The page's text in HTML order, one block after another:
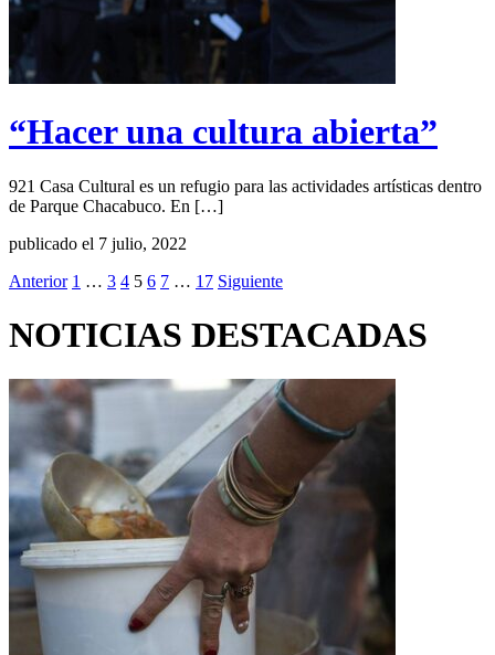
“Hacer una cultura abierta”
921 Casa Cultural es un refugio para las actividades artísticas dentro
de Parque Chacabuco. En […]
publicado el 7 julio, 2022
Anterior 1 … 3 4 5 6 7 … 17 Siguiente
NOTICIAS DESTACADAS